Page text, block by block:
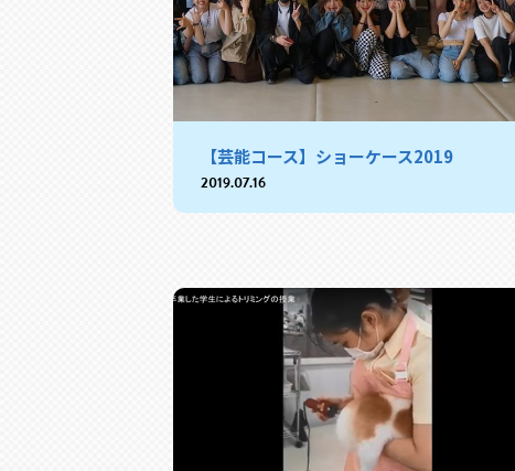
【芸能コース】ショーケース2019
2019.07.16